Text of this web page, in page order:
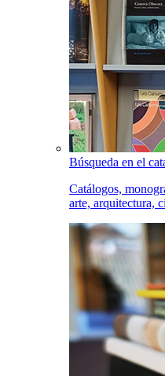
Búsqueda en el
Catálogos,
arte, arquitectura,